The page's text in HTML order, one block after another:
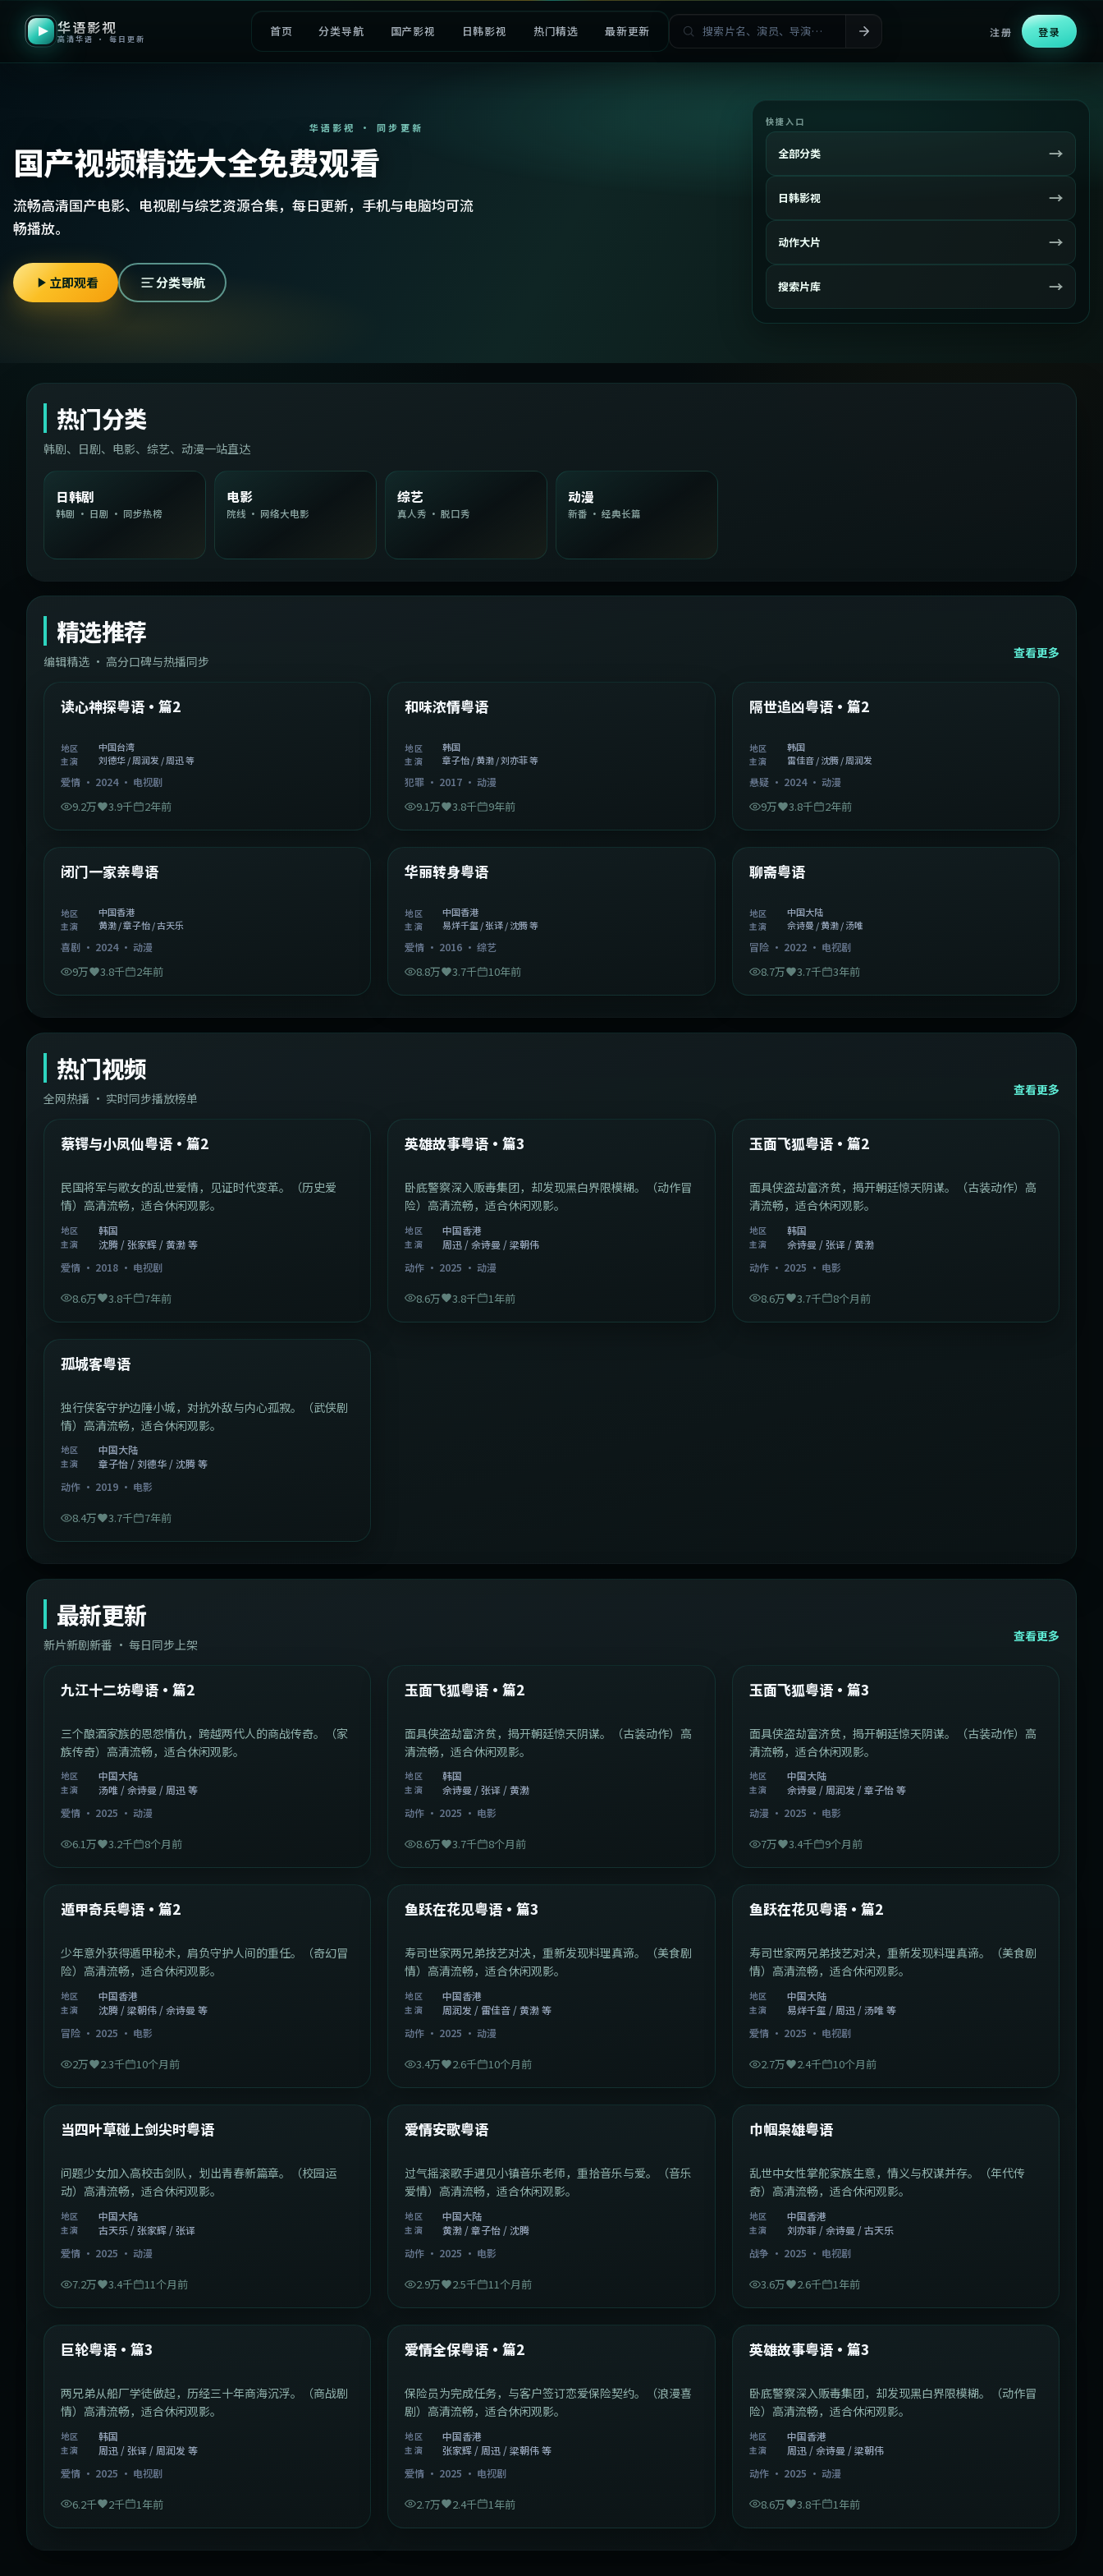
华语影视
高清华语 · 每日更新 首页 分类导航 国产影视 日韩影视 热门精选 最新更新 注册 登录
华语影视 · 同步更新
国产视频精选大全免费观看
流畅高清国产电影、电视剧与综艺资源合集，每日更新，手机与电脑均可流
畅播放。
立即观看 分类导航
快捷入口
全部分类 →
日韩影视 →
动作大片 →
搜索片库 →
热门分类
韩剧、日剧、电影、综艺、动漫一站直达
日韩剧
韩剧 · 日剧 · 同步热榜
电影
院线 · 网络大电影
综艺
真人秀 · 脱口秀
动漫
新番 · 经典长篇
精选推荐
编辑精选 · 高分口碑与热播同步
查看更多
精选
中国台湾
读心神探粤语·篇2
地区 中国台湾
主演 刘德华 / 周润发 / 周迅 等
爱情 · 2024· 电视剧
9.2万 3.9千 2年前
精选
和味浓情粤语
地区 韩国
主演 章子怡 / 黄渤 / 刘亦菲 等
犯罪 · 2017 ·动漫
9.1万 3.8千 9年前
精选
2:05:21
隔世追凶粤语·篇2
地区 韩国
主演 雷佳音 / 沈腾 / 周润发
悬疑· 2024· 动漫
9万 3.8千 2年前
精选
中国香港 1:06:37
闭门一家亲粤语
地区 中国香港
主演 黄渤 / 章子怡 / 古天乐
喜剧 · 2024· 动漫
9万 3.8千 2年前
精选
中国香港 1:27:50
华丽转身粤语
地区 中国香港
主演 易烊千玺 / 张译 / 沈腾 等
爱情 · 2016 ·综艺
8.8万 3.7千 10年前
精选
中国大陆 2:02:43
聊斋粤语
地区 中国大陆
主演 佘诗曼 / 黄渤 / 汤唯
冒险· 2022· 电视剧
8.7万 3.7千 3年前
热门视频
全网热播 · 实时同步播放榜单
查看更多
热门
韩国
蔡锷与小凤仙粤语·篇2
民国将军与歌女的乱世爱情，见证时代变革。（历史爱
情）高清流畅，适合休闲观影。
地区 韩国
主演
沈腾 / 张家辉 / 黄渤 等
爱情 · 2018 · 电视剧
8.6万 3.8千 7年前
热门
英雄故事粤语·篇3
卧底警察深入贩毒集团，却发现黑白界限模糊。（动作冒
险）高清流畅，适合休闲观影。
地区 中国香港
主演
周迅 / 佘诗曼 / 梁朝伟
动作 · 2025 ·动漫
8.6万 3.8千 1年前
热门
2:13:08
玉面飞狐粤语·篇2
面具侠盗劫富济贫，揭开朝廷惊天阴谋。（古装动作）高
清流畅，适合休闲观影。
地区 韩国
主演
佘诗曼 / 张译 / 黄渤
动作· 2025 · 电影
8.6万 3.7千 8个月前
热门
中国大陆
孤城客粤语
独行侠客守护边陲小城，对抗外敌与内心孤寂。（武侠剧
情）高清流畅，适合休闲观影。
地区 中国大陆
主演
章子怡 / 刘德华 / 沈腾 等
动作 · 2019 · 电影
8.4万 3.7千 7年前
最新更新
新片新剧新番 · 每日同步上架
查看更多
最新
中国大陆
九江十二坊粤语·篇2
三个酿酒家族的恩怨情仇，跨越两代人的商战传奇。（家
族传奇）高清流畅，适合休闲观影。
地区 中国大陆
主演
汤唯 / 佘诗曼 / 周迅 等
爱情 · 2025 · 动漫
6.1万 3.2千 8个月前
最新
玉面飞狐粤语·篇2
面具侠盗劫富济贫，揭开朝廷惊天阴谋。（古装动作）高
清流畅，适合休闲观影。
地区 韩国
主演
佘诗曼 / 张译 / 黄渤
动作 · 2025 · 电影
8.6万 3.7千 8个月前
最新
1:07:39
玉面飞狐粤语·篇3
面具侠盗劫富济贫，揭开朝廷惊天阴谋。（古装动作）高
清流畅，适合休闲观影。
地区 中国大陆
主演
佘诗曼 / 周润发 / 章子怡 等
动漫 · 2025 · 电影
7万 3.4千 9个月前
最新
中国香港 1:10:21
遁甲奇兵粤语·篇2
少年意外获得遁甲秘术，肩负守护人间的重任。（奇幻冒
险）高清流畅，适合休闲观影。
地区 中国香港
主演
沈腾 / 梁朝伟 / 佘诗曼 等
冒险 · 2025 · 电影
2万 2.3千 10个月前
最新
中国香港 1:02:40
鱼跃在花见粤语·篇3
寿司世家两兄弟技艺对决，重新发现料理真谛。（美食剧
情）高清流畅，适合休闲观影。
地区 中国香港
主演
周润发 / 雷佳音 / 黄渤 等
动作 · 2025 ·动漫
3.4万 2.6千 10个月前
最新
中国大陆 1:09:53
鱼跃在花见粤语·篇2
寿司世家两兄弟技艺对决，重新发现料理真谛。（美食剧
情）高清流畅，适合休闲观影。
地区 中国大陆
主演
易烊千玺 / 周迅 / 汤唯 等
爱情· 2025 · 电视剧
2.7万 2.4千 10个月前
最新
中国大陆 1:23:05
当四叶草碰上剑尖时粤语
问题少女加入高校击剑队，划出青春新篇章。（校园运
动）高清流畅，适合休闲观影。
地区 中国大陆
主演
古天乐 / 张家辉 / 张译
爱情 · 2025 · 动漫
7.2万 3.4千 11个月前
最新
中国大陆 1:46:58
爱情安歌粤语
过气摇滚歌手遇见小镇音乐老师，重拾音乐与爱。（音乐
爱情）高清流畅，适合休闲观影。
地区 中国大陆
主演
黄渤 / 章子怡 / 沈腾
动作 · 2025 · 电影
2.9万 2.5千 11个月前
最新
中国香港 1:29:59
巾帼枭雄粤语
乱世中女性掌舵家族生意，情义与权谋并存。（年代传
奇）高清流畅，适合休闲观影。
地区 中国香港
主演
刘亦菲 / 佘诗曼 / 古天乐
战争 · 2025 · 电视剧
3.6万 2.6千 1年前
最新
韩国
巨轮粤语·篇3
两兄弟从船厂学徒做起，历经三十年商海沉浮。（商战剧
情）高清流畅，适合休闲观影。
地区 韩国
主演
周迅 / 张译 / 周润发 等
爱情 · 2025 · 电视剧
6.2千 2千 1年前
最新
中国香港
爱情全保粤语·篇2
保险员为完成任务，与客户签订恋爱保险契约。（浪漫喜
剧）高清流畅，适合休闲观影。
地区 中国香港
主演
张家辉 / 周迅 / 梁朝伟 等
爱情 · 2025 · 电视剧
2.7万 2.4千 1年前
最新
中国香港
英雄故事粤语·篇3
卧底警察深入贩毒集团，却发现黑白界限模糊。（动作冒
险）高清流畅，适合休闲观影。
地区 中国香港
主演
周迅 / 佘诗曼 / 梁朝伟
动作· 2025 · 动漫
8.6万 3.8千 1年前